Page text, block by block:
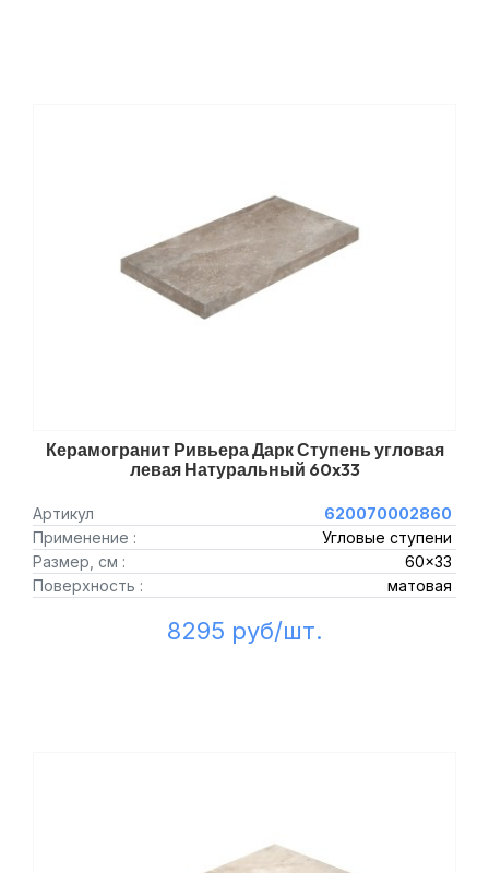
Керамогранит Ривьера Дарк Ступень угловая
левая Натуральный 60x33
Артикул
620070002860
Применение :
Угловые ступени
Размер, см :
60x33
Поверхность :
матовая
8295 руб/шт.